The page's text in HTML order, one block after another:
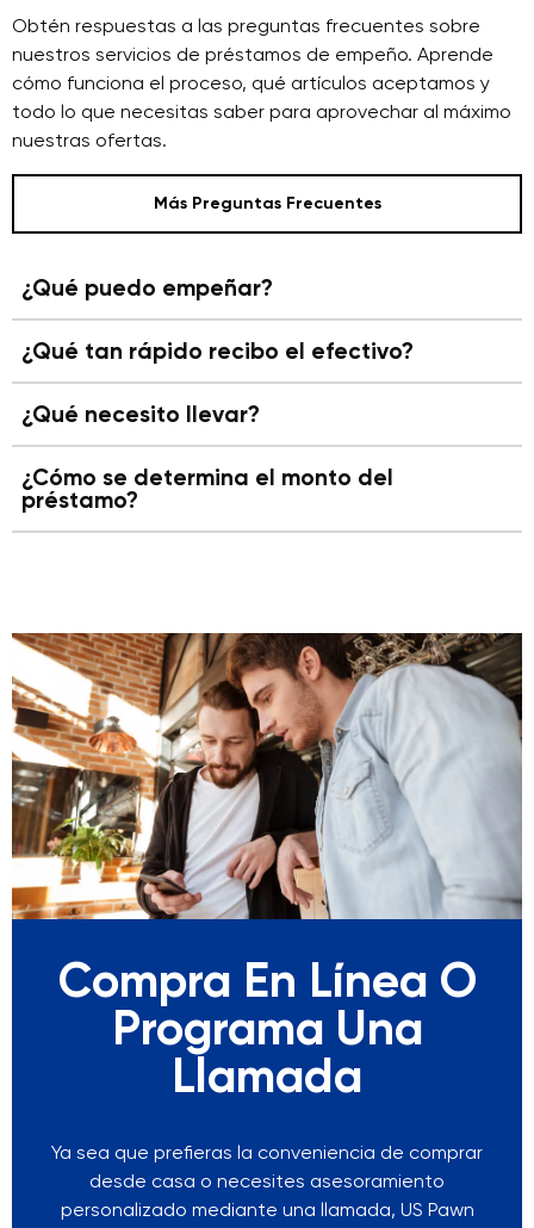
Obtén respuestas a las preguntas frecuentes sobre
nuestros servicios de préstamos de empeño. Aprende
cómo funciona el proceso, qué artículos aceptamos y
todo lo que necesitas saber para aprovechar al máximo
nuestras ofertas.
Más Preguntas Frecuentes
¿Qué puedo empeñar?
¿Qué tan rápido recibo el efectivo?
¿Qué necesito llevar?
¿Cómo se determina el monto del
préstamo?
Compra En Línea O
Programa Una
Llamada
Ya sea que prefieras la conveniencia de comprar
desde casa o necesites asesoramiento
personalizado mediante una llamada, US Pawn